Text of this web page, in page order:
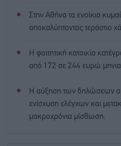
Στην Αθήνα τα ενοίκια
αποκαλύπτοντας τεράστιο
Η φοιτητική κατοικία
από 172 σε 244 ευρώ
Η αύξηση των δηλώσεων
ενίσχυση ελέγχων και
μακροχρόνια μίσθωση.